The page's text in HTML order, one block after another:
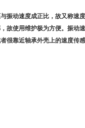
振动速度成正比，故又称速
故使用维护极为方便。振动
很靠近轴承外壳上的速度传